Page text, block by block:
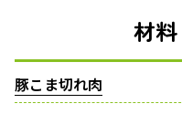
材料
豚こま切れ肉